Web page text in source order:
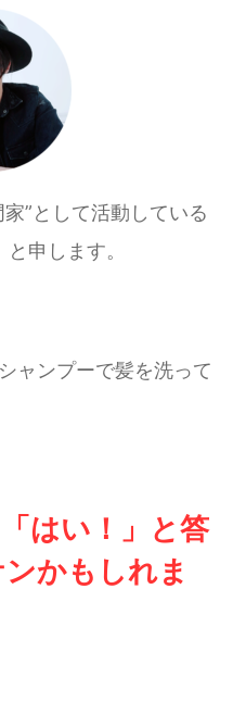
”として活動している
申します。
ャンプーで髪を洗って
はい！」と答
かもしれま